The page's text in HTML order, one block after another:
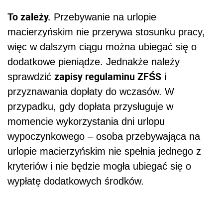
To zależy. Przebywanie na urlopie
macierzyńskim nie przerywa stosunku pracy,
więc w dalszym ciągu można ubiegać się o
dodatkowe pieniądze. Jednakże należy
sprawdzić zapisy regulaminu ZFŚS i
przyznawania dopłaty do wczasów. W
przypadku, gdy dopłata przysługuje w
momencie wykorzystania dni urlopu
wypoczynkowego – osoba przebywająca na
urlopie macierzyńskim nie spełnia jednego z
kryteriów i nie będzie mogła ubiegać się o
wypłatę dodatkowych środków.